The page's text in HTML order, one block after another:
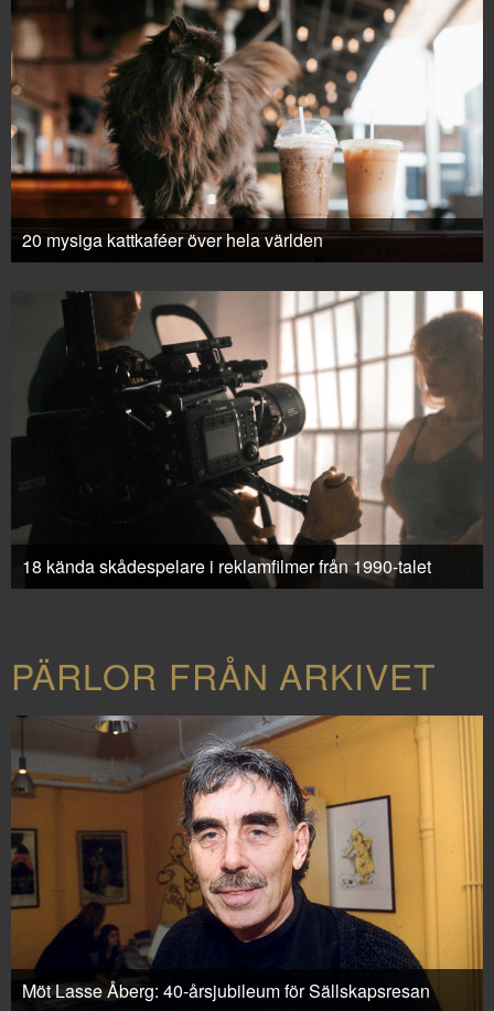
20 mysiga kattkaféer över hela världen
18 kända skådespelare i reklamfilmer från 1990-talet
PÄRLOR FRÅN ARKIVET
Möt Lasse Åberg: 40-årsjubileum för Sällskapsresan